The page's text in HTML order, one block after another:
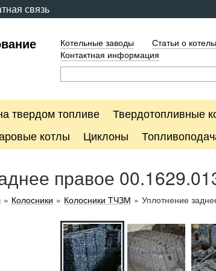
связь
Котельные заводы
Статьи о
Контактная информация
твердом топливе Твердотопливные
котлы Циклоны
правое
» Колосники » Колосники ТЧЗМ » Уплотнение